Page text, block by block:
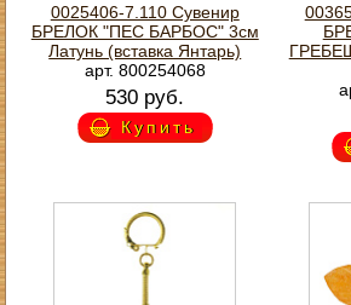
0025406-7.110 Сувенир
БРЕЛОК "ПЕС БАРБОС" 3см
Латунь (вставка Янтарь)
арт. 800254068
530 руб.
Купить